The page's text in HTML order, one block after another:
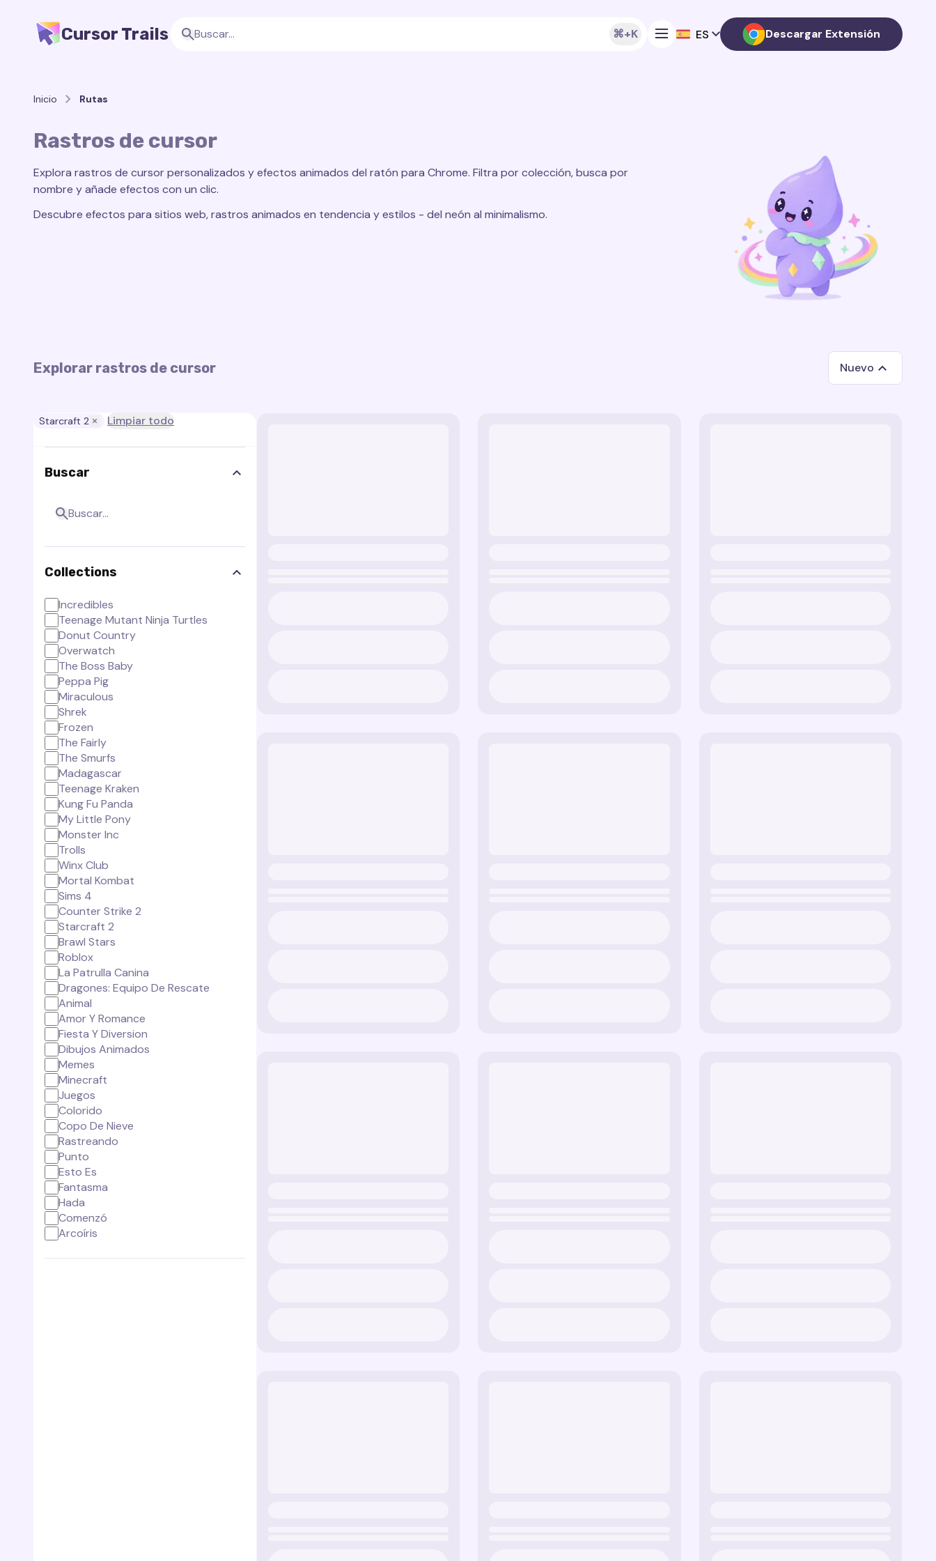
Cursor Trails ⌘+K ES Descargar Extensión
Inicio Rutas
Rastros de cursor
Explora rastros de cursor personalizados y efectos animados del ratón para Chrome. Filtra por colección, busca por
nombre y añade efectos con un clic.
Descubre efectos para sitios web, rastros animados en tendencia y estilos - del neón al minimalismo.
Explorar rastros de cursor Nuevo
Starcraft 2 Limpiar todo
Buscar
Collections
Incredibles
Teenage Mutant Ninja Turtles
Donut Country
Overwatch
The Boss Baby
Peppa Pig
Miraculous
Shrek
Frozen
The Fairly
The Smurfs
Madagascar
Teenage Kraken
Kung Fu Panda
My Little Pony
Monster Inc
Trolls
Winx Club
Mortal Kombat
Sims 4
Counter Strike 2
Starcraft 2
Brawl Stars
Roblox
La Patrulla Canina
Dragones: Equipo De Rescate
Animal
Amor Y Romance
Fiesta Y Diversion
Dibujos Animados
Memes
Minecraft
Juegos
Colorido
Copo De Nieve
Rastreando
Punto
Esto Es
Fantasma
Hada
Comenzó
Arcoíris